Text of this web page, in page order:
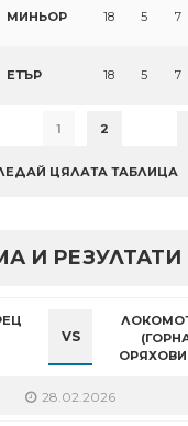
МИНЬОР 18 5 7
ЕТЪР 18 5 7
1 2
ЦЯЛАТА ТАБЛИЦА
И РЕЗУЛТАТИ
VS
28.02.2026